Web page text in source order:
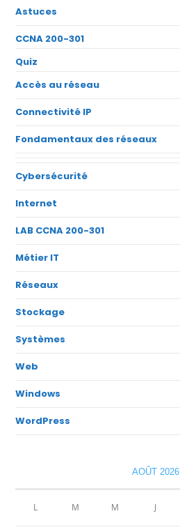
Astuces
CCNA 200-301
Quiz
Accès au réseau
Connectivité IP
Fondamentaux des réseaux
Cybersécurité
Internet
LAB CCNA 200-301
Métier IT
Réseaux
Stockage
Systèmes
Web
Windows
WordPress
AOÛT 2026
L M M J